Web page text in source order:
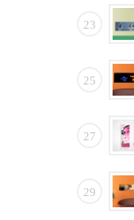
23
25
27
29